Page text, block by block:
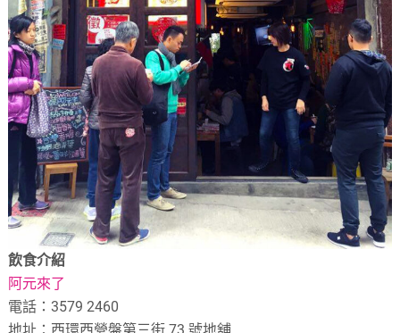
飲食介紹
阿元來了
電話：3579 2460